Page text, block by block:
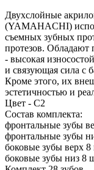
Двухслойные
(YAMAHACHI)
съемных зубных
протезов. Обладают
- высокая
и связующая сила с
Кроме этого, их
эстетичностью и
Цвет - C2
Состав комплекта:
фронтальные зубы
фронтальные зубы
боковые зубы верх
боковые зубы низ 8